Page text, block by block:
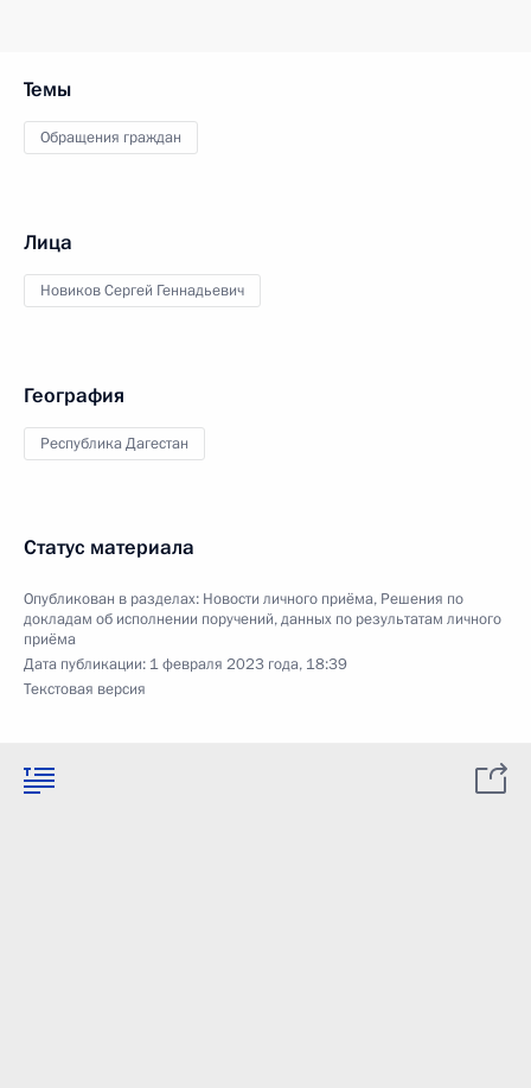
Темы
Обращения граждан
Лица
Новиков Сергей Геннадьевич
География
Республика Дагестан
Статус материала
Опубликован в разделах: Новости личного приёма, Решения по
докладам об исполнении поручений, данных по результатам личного
приёма
Дата публикации: 1 февраля 2023 года, 18:39
Текстовая версия